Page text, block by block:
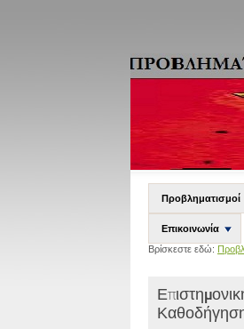
Προβληματισμοί
Επικοινωνία
Βρίσκεστε εδώ: